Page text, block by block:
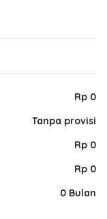
Rp 0
Tanpa provisi
Rp 0
Rp 0
0 Bulan